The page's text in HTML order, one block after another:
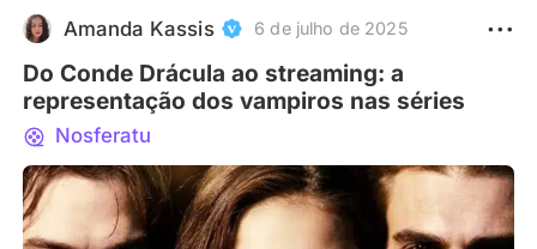
Amanda Kassis 6 de julho de 2025
Do Conde Drácula ao streaming: a
representação dos vampiros nas séries
Nosferatu